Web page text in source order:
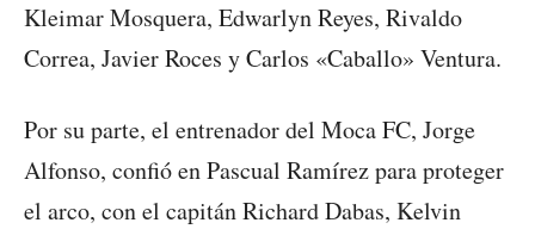
Kleimar Mosquera, Edwarlyn Reyes, Rivaldo
Correa, Javier Roces y Carlos «Caballo» Ventura.
Por su parte, el entrenador del Moca FC, Jorge
Alfonso, confió en Pascual Ramírez para proteger
el arco, con el capitán Richard Dabas, Kelvin